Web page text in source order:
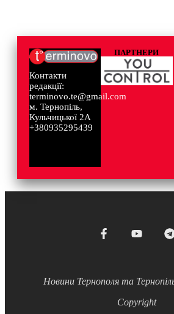
Контакти
редакції:
terminovo.te@gmail.com
м. Тернопіль,
Кульчицької 2А
+380935295439
ПАРТНЕРИ
Новини Тернополя та
Copyright